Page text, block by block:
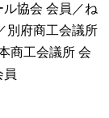
協会 会員／ね
別府商工会議所
商工会議所 会
員